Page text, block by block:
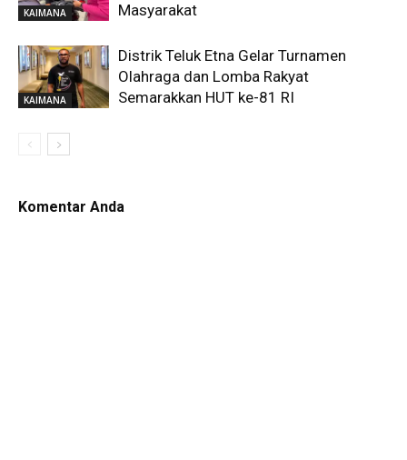
KAIMANA
Masyarakat
KAIMANA
Distrik Teluk Etna Gelar Turnamen
Olahraga dan Lomba Rakyat
Semarakkan HUT ke-81 RI
Komentar Anda